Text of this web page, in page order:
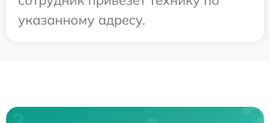
указанному адресу.